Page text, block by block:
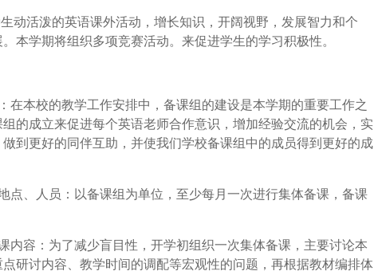
动活泼的英语课外活动，增长知识，开阔视野，发展智力和个
本学期将组织多项竞赛活动。来促进学生的学习积极性。
在本校的教学工作安排中，备课组的建设是本学期的重要工作之
的成立来促进每个英语老师合作意识，增加经验交流的机会，实
到更好的同伴互助，并使我们学校备课组中的成员得到更好的成
点、人员：以备课组为单位，至少每月一次进行集体备课，备课
内容：为了减少盲目性，开学初组织一次集体备课，主要讨论本
研讨内容、教学时间的调配等宏观性的问题，再根据教材编排体